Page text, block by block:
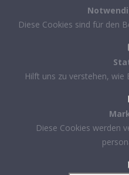
Diese Cookies sind für den
Hilft uns zu verstehen, wie
Diese Cookies werden